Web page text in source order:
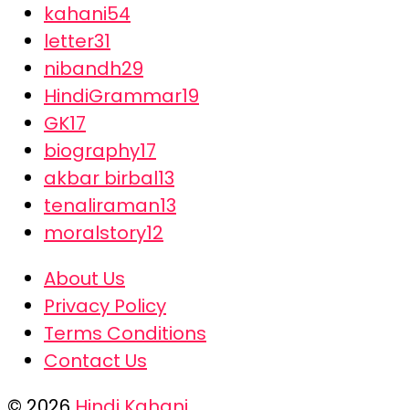
kahani54
letter31
nibandh29
HindiGrammar19
GK17
biography17
akbar birbal13
tenaliraman13
moralstory12
About Us
Privacy Policy
Terms Conditions
Contact Us